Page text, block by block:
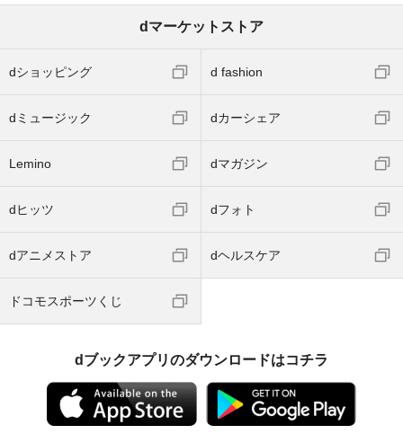
dマーケットストア
dショッピング d fashion
dミュージック dカーシェア
Lemino dマガジン
dヒッツ dフォト
dアニメストア dヘルスケア
ドコモスポーツくじ
dブックアプリのダウンロードはコチラ